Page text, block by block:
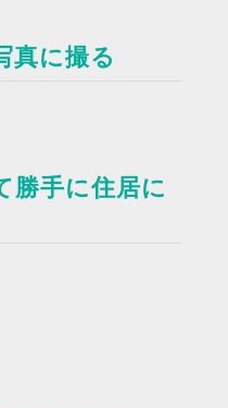
真に撮る
勝手に住居に